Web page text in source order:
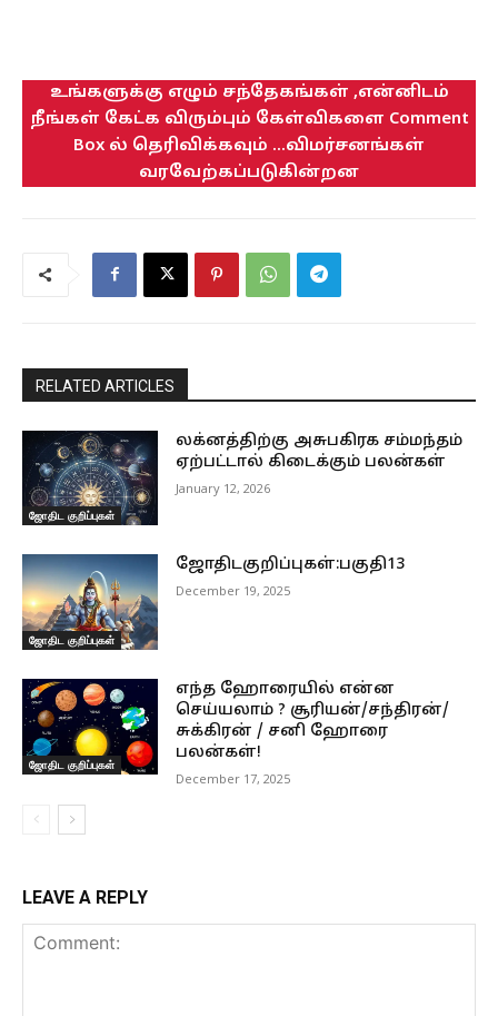
உங்களுக்கு எழும் சந்தேகங்கள் ,என்னிடம்
நீங்கள் கேட்க விரும்பும் கேள்விகளை Comment
Box ல் தெரிவிக்கவும் ...விமர்சனங்கள்
வரவேற்கப்படுகின்றன
RELATED ARTICLES
ஜோதிட குறிப்புகள்
லக்னத்திற்கு அசுபகிரக சம்மந்தம்
ஏற்பட்டால் கிடைக்கும் பலன்கள்
January 12, 2026
ஜோதிட குறிப்புகள்
ஜோதிடகுறிப்புகள்:பகுதி13
December 19, 2025
ஜோதிட குறிப்புகள்
எந்த ஹோரையில் என்ன
செய்யலாம் ? சூரியன்/சந்திரன்/
சுக்கிரன் / சனி ஹோரை
பலன்கள்!
December 17, 2025
LEAVE A REPLY